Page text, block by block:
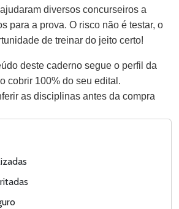
diversos concurseiros a
para a prova. O risco não é testar, o
de treinar do jeito certo!
deste caderno segue o perfil da
cobrir 100% do seu edital.
as disciplinas antes da compra